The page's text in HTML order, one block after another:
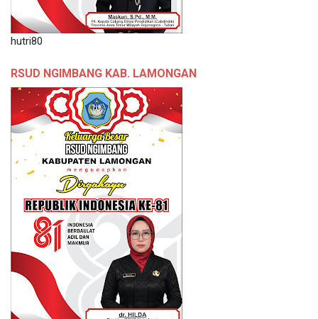
hutri80
RSUD NGIMBANG KAB. LAMONGAN